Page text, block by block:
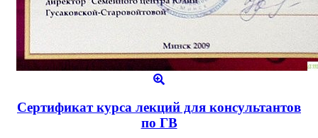
Сертификат курса лекций для консультантов
по ГВ